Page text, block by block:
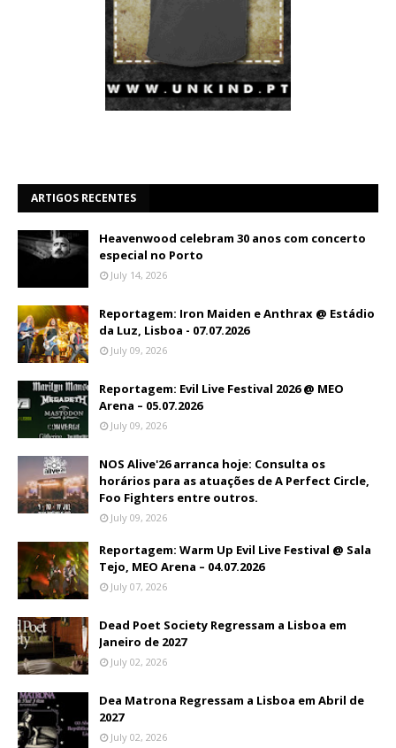
ARTIGOS RECENTES
Heavenwood celebram 30 anos com concerto
especial no Porto
July 14, 2026
Reportagem: Iron Maiden e Anthrax @ Estádio
da Luz, Lisboa - 07.07.2026
July 09, 2026
Reportagem: Evil Live Festival 2026 @ MEO
Arena – 05.07.2026
July 09, 2026
NOS Alive'26 arranca hoje: Consulta os
horários para as atuações de A Perfect Circle,
Foo Fighters entre outros.
July 09, 2026
Reportagem: Warm Up Evil Live Festival @ Sala
Tejo, MEO Arena – 04.07.2026
July 07, 2026
Dead Poet Society Regressam a Lisboa em
Janeiro de 2027
July 02, 2026
Dea Matrona Regressam a Lisboa em Abril de
2027
July 02, 2026